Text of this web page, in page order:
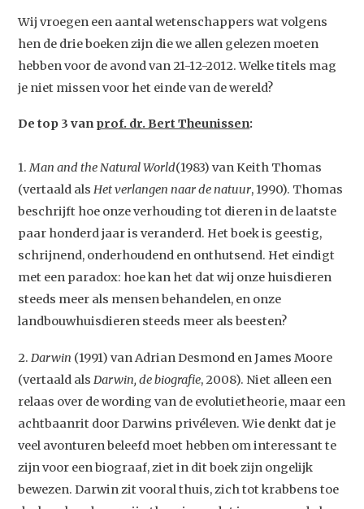
Wij vroegen een aantal wetenschappers wat volgens
hen de drie boeken zijn die we allen gelezen moeten
hebben voor de avond van 21-12-2012. Welke titels mag
je niet missen voor het einde van de wereld?
De top 3 vanprof. dr. Bert Theunissen:
1.Man and the Natural World(1983) van Keith Thomas
(vertaald alsHet verlangen naar de natuur, 1990). Thomas
beschrijft hoe onze verhouding tot dieren in de laatste
paar honderd jaar is veranderd. Het boek is geestig,
schrijnend, onderhoudend en onthutsend. Het eindigt
met een paradox: hoe kan het dat wij onze huisdieren
steeds meer als mensen behandelen, en onze
landbouwhuisdieren steeds meer als beesten?
2.Darwin (1991) van Adrian Desmond en James Moore
(vertaald alsDarwin, de biografie, 2008). Niet alleen een
relaas over de wording van de evolutietheorie, maar een
achtbaanrit door Darwins privéleven. Wie denkt dat je
veel avonturen beleefd moet hebben om interessant te
zijn voor een biograaf, ziet in dit boek zijn ongelijk
bewezen. Darwin zit vooral thuis, zich tot krabbens toe